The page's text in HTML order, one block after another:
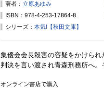
著者： 立原あゆみ
ISBN：978-4-253-17864-8
シリーズ： 本気!【秋田文庫】
集優会会長殺害の容疑をかけら
判決を言い渡され青森刑務所へ
オンライン書店で購入